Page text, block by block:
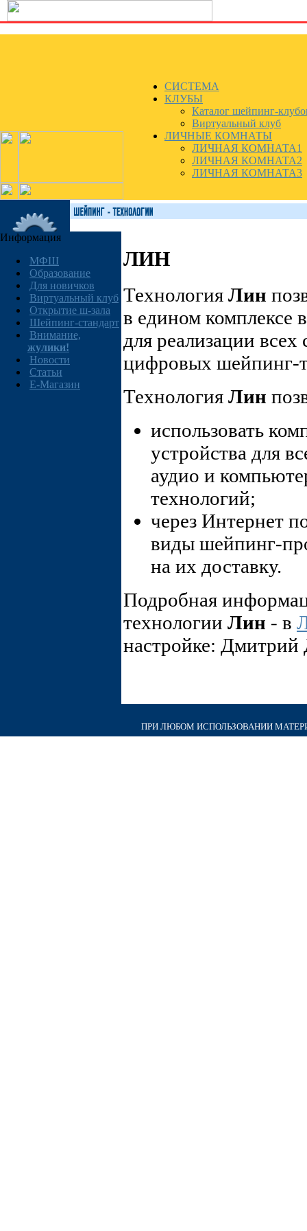
СИСТЕМА
КЛУБЫ
Каталог шейпинг-
Виртуальный клуб
ЛИЧНЫЕ КОМНАТЫ
ЛИЧНАЯ КОМНАТА1
ЛИЧНАЯ КОМНАТА2
ЛИЧНАЯ КОМНАТА3
Информация
МФШ
Образование
Для новичков
Виртуальный клуб
Открытие ш-зала
Шейпинг-стандарт
Внимание,
жулики!
Новости
Статьи
E-Магазин
ЛИН
Технология Лин
в едином комплексе
для реализации
цифровых шейпинг-
Технология Лин
использовать
устройства для
аудио и
технологий;
через Интернет
виды шейпинг-
на их доставку.
Подробная
технологии Лин - в
настройке:
ПРИ ЛЮБОМ ИСПОЛЬЗОВАНИИ